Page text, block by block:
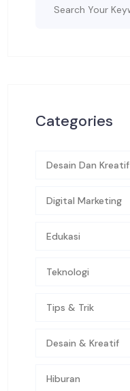
Categories
Desain Dan Kreatif
Digital Marketing
Edukasi
Teknologi
Tips & Trik
Desain & Kreatif
Hiburan